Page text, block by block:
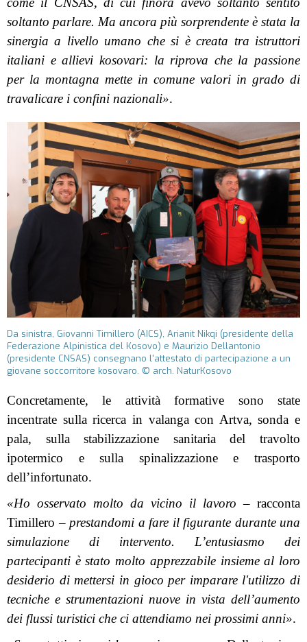
soltanto parlare. Ma ancora più sorprendente è stata la
sinergia a livello umano che si è creata tra istruttori
italiani e allievi kosovari: la riprova che la passione
per la montagna mette in comune valori in grado di
travalicare i confini nazionali».
Da sinistra, Giovanni Timillero (AICS), Arianit Nikqi (presidente della
Federazione Alpinistica del Kosovo) e Maurizio Dellantonio
(presidente CNSAS) consegnano l'attestato di partecipazione a un
giovane soccorritore kosovaro. © arch. NaturKosovo
Concretamente, le attività formative sono state
incentrate sulla ricerca in valanga con Artva, sonda e
pala, sulla stabilizzazione sanitaria del travolto
ipotermico e sulla spinalizzazione e trasporto
dell’infortunato.
«Ho osservato molto da vicino il lavoro– racconta
Timillero –prestandomi a fare il figurante durante una
simulazione di intervento. L’entusiasmo dei
partecipanti è stato molto apprezzabile insieme al loro
desiderio di mettersi in gioco per imparare l'utilizzo di
tecniche e strumentazioni nuove in vista dell’aumento
dei flussi turistici che ci attendiamo nei prossimi anni».